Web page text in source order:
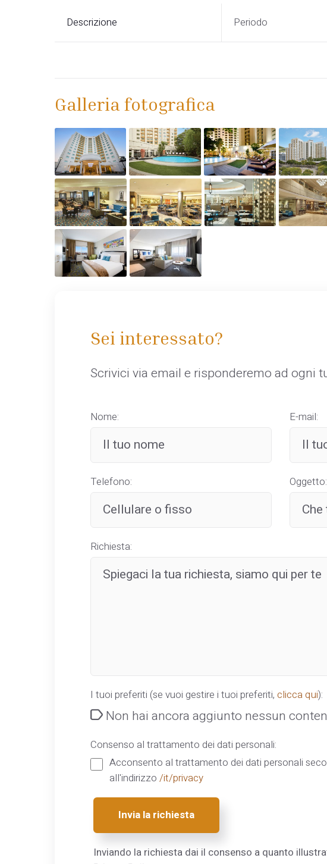
Descrizione Periodo
Galleria fotografica
Sei interessato?
Scrivici via email e risponderemo ad ogni
Nome: E-mail:
Telefono: Oggetto:
Richiesta:
I tuoi preferiti (se vuoi gestire i tuoi preferiti, clicca qui):
Non hai ancora aggiunto nessun
Consenso al trattamento dei dati personali:
Acconsento al trattamento dei dati personali
all'indirizzo /it/privacy
Invia la richiesta
Inviando la richiesta dai il consenso a quanto